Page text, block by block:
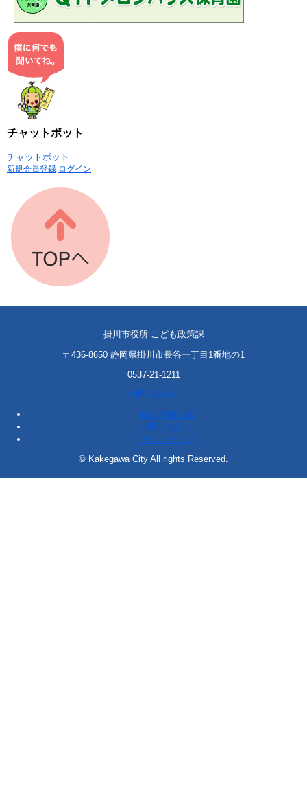
チャットボット
チャットボット
新規会員登録 ログイン
掛川市役所 こども政策課
〒436-8650 静岡県掛川市長谷一丁目1番地の1
0537-21-1211
お問い合わせ
個人情報保護
お問い合わせ
サイトマップ
© Kakegawa City All rights Reserved.